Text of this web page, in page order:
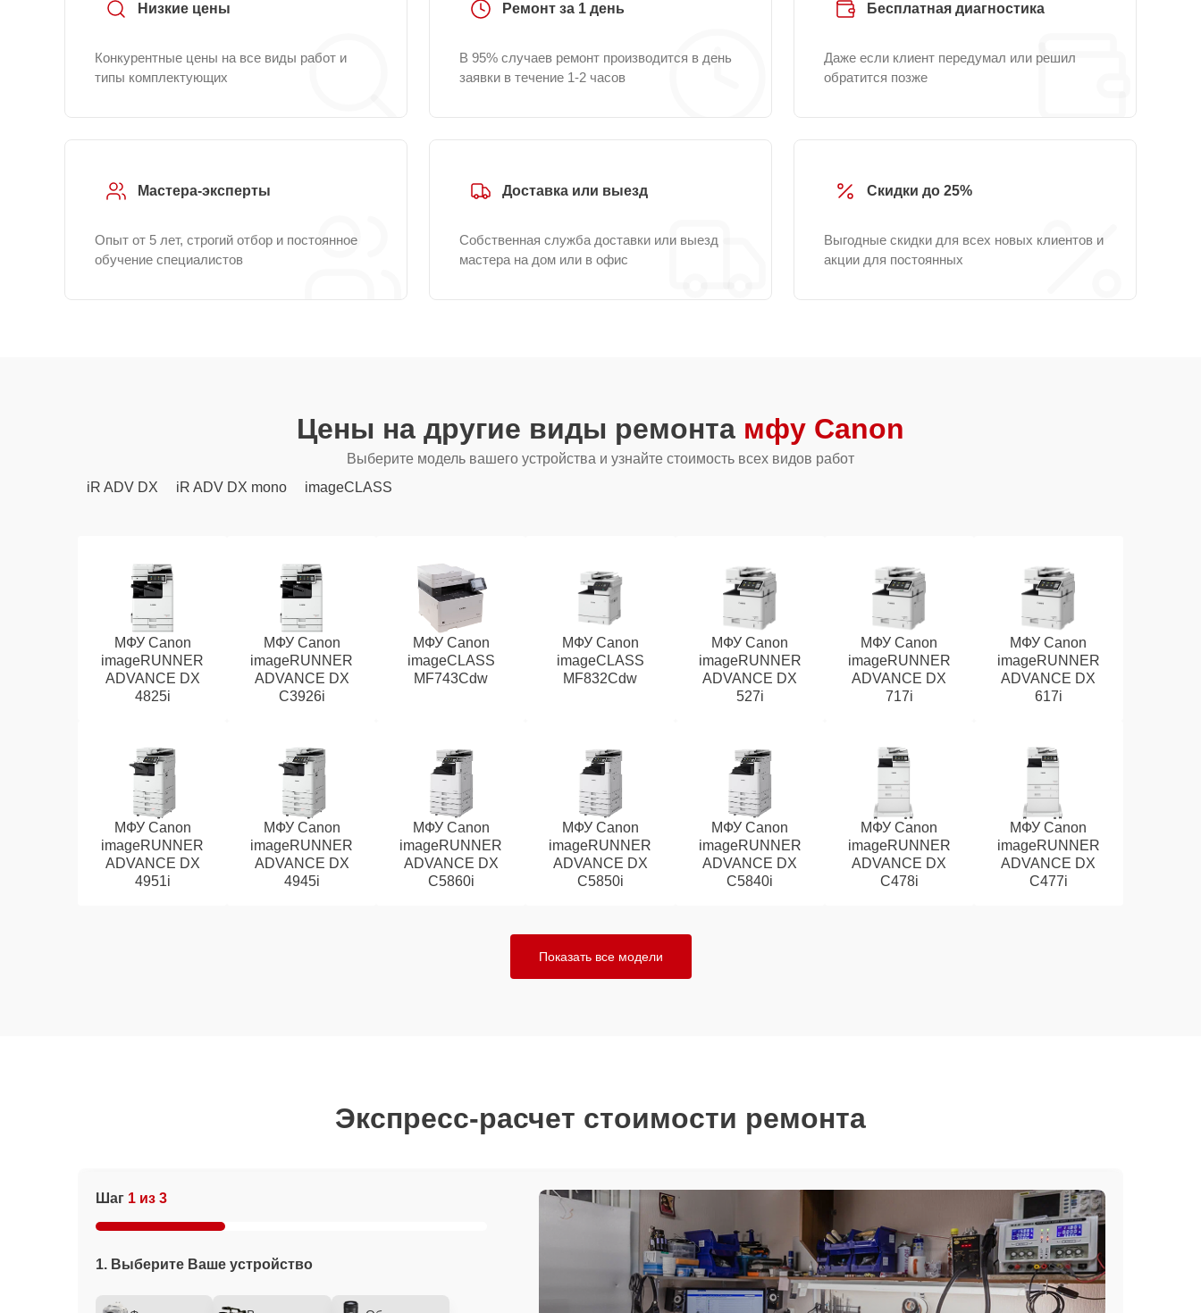
Низкие цены
Конкурентные цены на все виды работ и
типы комплектующих
Ремонт за 1 день
В 95% случаев ремонт производится в день
заявки в течение 1-2 часов
Бесплатная диагностика
Даже если клиент передумал или решил
обратится позже
Мастера-эксперты
Опыт от 5 лет, строгий отбор и постоянное
обучение специалистов
Доставка или выезд
Собственная служба доставки или выезд
мастера на дом или в офис
Скидки до 25%
Выгодные скидки для всех новых клиентов и
акции для постоянных
Цены на другие виды ремонта мфу Canon
Выберите модель вашего устройства и узнайте стоимость всех видов работ
iR ADV DX
iR ADV DX mono imageCLASS
МФУ Canon
imageRUNNER
ADVANCE DX
4825i
МФУ Canon
imageRUNNER
ADVANCE DX
C3926i
МФУ Canon
imageCLASS
MF743Cdw
МФУ Canon
imageCLASS
MF832Cdw
МФУ Canon
imageRUNNER
ADVANCE DX
527i
МФУ Canon
imageRUNNER
ADVANCE DX
717i
МФУ Canon
imageRUNNER
ADVANCE DX
617i
МФУ Canon
imageRUNNER
ADVANCE DX
4951i
МФУ Canon
imageRUNNER
ADVANCE DX
4945i
МФУ Canon
imageRUNNER
ADVANCE DX
C5860i
МФУ Canon
imageRUNNER
ADVANCE DX
C5850i
МФУ Canon
imageRUNNER
ADVANCE DX
C5840i
МФУ Canon
imageRUNNER
ADVANCE DX
C478i
МФУ Canon
imageRUNNER
ADVANCE DX
C477i
Показать все модели
Экспресс-расчет стоимости ремонта
Шаг 1 из 3
1. Выберите Ваше устройство